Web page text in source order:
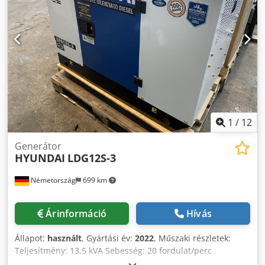
fogyasztás: 238 g/kWh névleges teljesítmény és 226 g/kWh
készenléti teljesítmény. Hűtőrendszer és akkumulátor 12
voltos Generátor: TAL-A40-G típus; 1.500 - 1.800
fordulat/perc; áram 40Ah; maximális teljesítmény
készenléti teljesítmény=28kVA és elsődleges
teljesítmény=25 kVA, feszültség 400Volt. Tartozékok: Lásd a
fényképet *
1 / 12
Németország 699 km
Generátor
HYUNDAI LDG12S-3
Árinformáció Hívás
Állapot: használt, Gyártási év: 2022, Műszaki részletek:
Teljesítmény: 13,5 kVA Sebesség: 20 fordulat/perc